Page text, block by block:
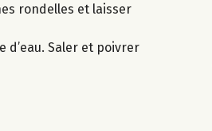
rondelles et laisser
d’eau. Saler et poivrer